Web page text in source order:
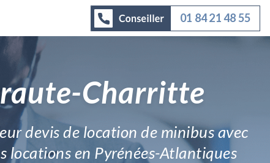
01 84 21 48 55
Charritte
devis de location de minibus avec
locations en Pyrénées-Atlantiques